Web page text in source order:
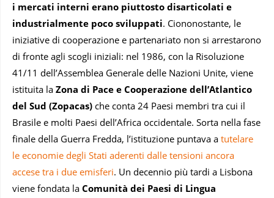
i mercati interni erano piuttosto disarticolati e
industrialmente poco sviluppati. Ciononostante, le
iniziative di cooperazione e partenariato non si arrestarono
di fronte agli scogli iniziali: nel 1986, con la Risoluzione
41/11 dell’Assemblea Generale delle Nazioni Unite, viene
istituita la Zona di Pace e Cooperazione dell’Atlantico
del Sud (Zopacas) che conta 24 Paesi membri tra cui il
Brasile e molti Paesi dell’Africa occidentale. Sorta nella fase
finale della Guerra Fredda, l’istituzione puntava a tutelare
le economie degli Stati aderenti dalle tensioni ancora
accese tra i due emisferi. Un decennio più tardi a Lisbona
viene fondata la Comunità dei Paesi di Lingua